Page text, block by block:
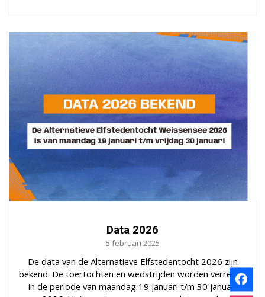
Data 2026
5 februari 2025
De data van de Alternatieve Elfstedentocht 2026 zijn
bekend. De toertochten en wedstrijden worden verreden
in de periode van maandag 19 januari t/m 30 januari